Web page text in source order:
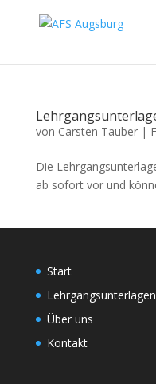
von Carsten Tauber|
Die
ab sofort vor und
Start
Lehrgangsunterlagen
Über uns
Kontakt